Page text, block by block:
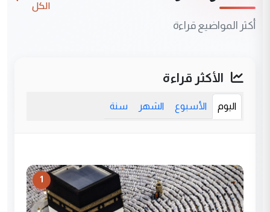
أكثر المواضيع قراءة
الكل
الأكثر قراءة
اليوم الأسبوع الشهر سنة
1